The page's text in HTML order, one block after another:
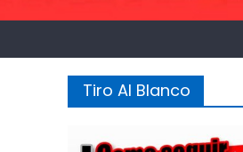
Tiro Al Blanco